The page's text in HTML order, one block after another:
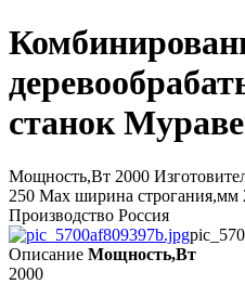
станок
Мощность,Вт 2000
250 Max ширина
Производство Россия
Описание Мощность,Вт
2000